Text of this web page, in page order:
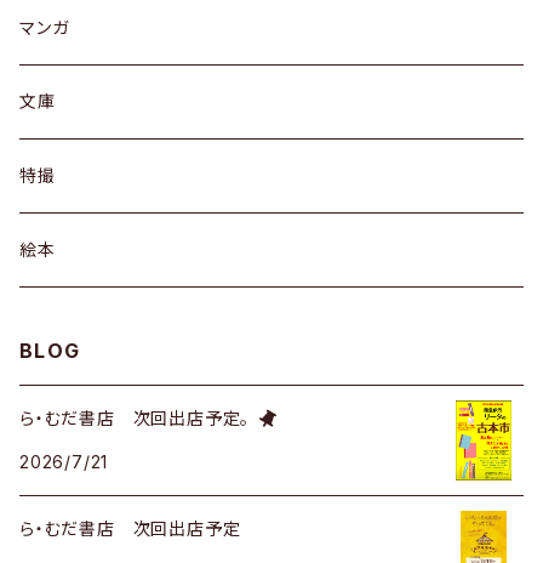
マンガ
文庫
特撮
絵本
BLOG
ら・むだ書店 次回出店予定。
2026/7/21
ら・むだ書店 次回出店予定